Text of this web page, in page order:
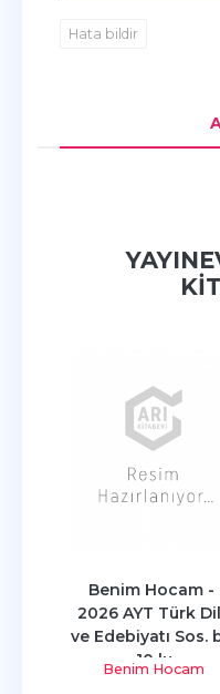
Hata bildir
Benim Hocam -
2026 AYT Türk
ve Edebiyatı Sos.
10 lu
Benim Hocam